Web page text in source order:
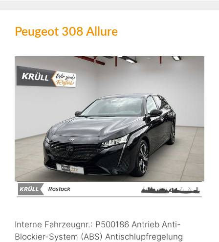
Peugeot 308 Allure
Interne Fahrzeugnr.: P500186 Antrieb Anti-
Blockier-System (ABS) Antischlupfregelung